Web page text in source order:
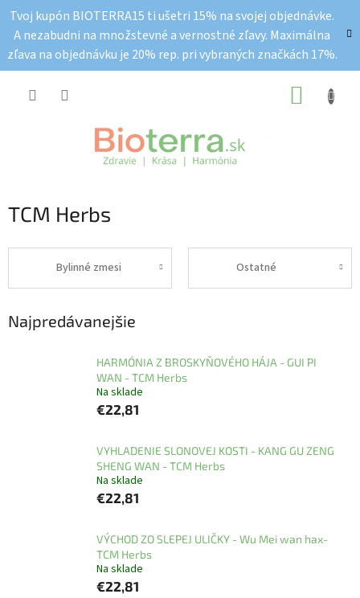
obsah
Tvoj kupón BIOTERRA15 ti ušetri 15% na svojej objednávke.
A nezabudni na množstevné a vernostné zľavy. Maximálna
zľava na objednávku je 20% rep. pri vybraných značkách 17%.
TCM Herbs
Bylinné zmesi Ostatné
Najpredávanejšie
HARMÓNIA Z BROSKYŇOVÉHO HÁJA - GUI PI
WAN - TCM Herbs
Na sklade
€22,81
VYHLADENIE SLONOVEJ KOSTI - KANG GU ZENG
SHENG WAN - TCM Herbs
Na sklade
€22,81
VÝCHOD ZO SLEPEJ ULIČKY - Wu Mei wan hax-
TCM Herbs
Na sklade
€22,81